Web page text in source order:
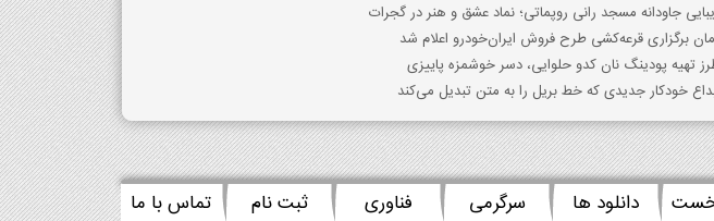
جاودانه مسجد رانی روپماتی؛ نماد عشق و هنر در گجرات
برگزاری قرعه‌کشی طرح فروش ایران‌خودرو اعلام شد
تهیه پودینگ نان کدو حلوایی، دسر خوشمزه پاییزی
خودکار جدیدی که خط بریل را به متن تبدیل می‌کند
دانلود ها سرگرمی فناوری ثبت نام تماس با ما